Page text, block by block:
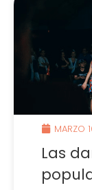
MARZO
Las